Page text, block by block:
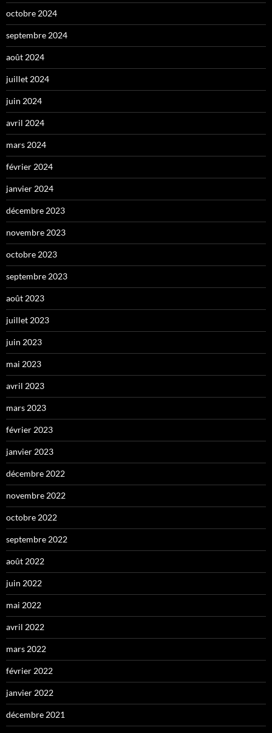
octobre 2024
septembre 2024
août 2024
juillet 2024
juin 2024
avril 2024
mars 2024
février 2024
janvier 2024
décembre 2023
novembre 2023
octobre 2023
septembre 2023
août 2023
juillet 2023
juin 2023
mai 2023
avril 2023
mars 2023
février 2023
janvier 2023
décembre 2022
novembre 2022
octobre 2022
septembre 2022
août 2022
juin 2022
mai 2022
avril 2022
mars 2022
février 2022
janvier 2022
décembre 2021